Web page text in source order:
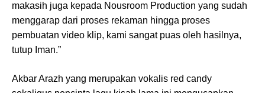
makasih juga kepada Nousroom Production yang sudah
menggarap dari proses rekaman hingga proses
pembuatan video klip, kami sangat puas oleh hasilnya,
tutup Iman.”
Akbar Arazh yang merupakan vokalis red candy